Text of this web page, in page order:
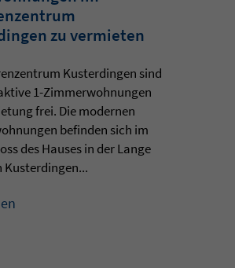
zu vermieten
Kusterdingen sind
1-Zimmerwohnungen
frei. Die modernen
befinden sich im
des Hauses in der Lange
Kusterdingen...